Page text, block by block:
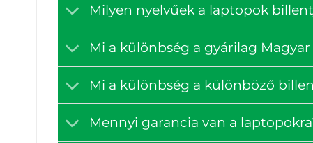
Milyen nyelvűek a laptopok
Mi a különbség a gyárilag
Mi a különbség a különböző
Mennyi garancia van a